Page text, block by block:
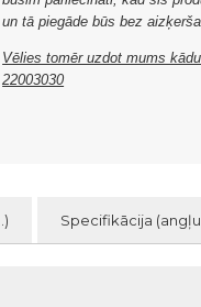
un tā piegāde būs bez
Vēlies tomēr uzdot mums
22003030
Specifikācija (angļu